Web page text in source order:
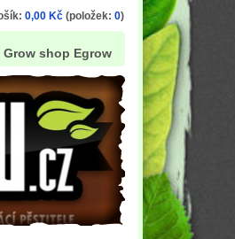
Grow shop Egrow
0,00 Kč (položek: 0)